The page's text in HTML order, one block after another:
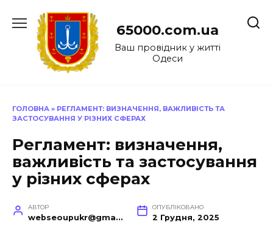
до
65000.com.ua
Ваш провідник у житті
Одеси
ГОЛОВНА » РЕГЛАМЕНТ: ВИЗНАЧЕННЯ, ВАЖЛИВІСТЬ ТА
ЗАСТОСУВАННЯ У РІЗНИХ СФЕРАХ
Регламент: визначення,
важливість та застосування
у різних сферах
АВТОР
webseoupukr@gmail.com
ОПУБЛІКОВАНО
2 Грудня, 2025